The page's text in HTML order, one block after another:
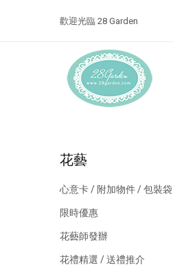
歡迎光臨 28 Garden
花藝
心意卡 / 附加物件 / 包裝袋
限時優惠
花藝師發辦
花禮精選 / 送禮推介